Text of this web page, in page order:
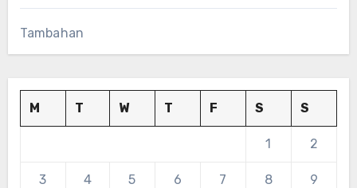
Tambahan
M T W T F S S
1 2
3 4 5 6 7 8 9